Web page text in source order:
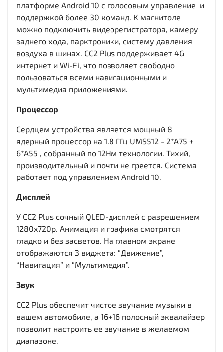
платформе Android 10 с голосовым управление и
поддержкой более 30 команд. К магнитоле
можно подключить видеорегистратора, камеру
заднего хода, парктроники, систему давления
воздуха в шинах. CC2 Plus поддерживает 4G
интернет и Wi-Fi, что позволяет свободно
пользоваться всеми навигационными и
мультимедиа приложениями.
Процессор
Сердцем устройства является мощный 8
ядерный процессор на 1.8 ГГц UMS512 - 2*A75 +
6*A55 , собранный по 12Нм технологии. Тихий,
производительный и почти не греется. Система
работает под управлением Android 10.
Дисплей
У CC2 Plus сочный QLED-дисплей c разрешением
1280x720р. Анимация и графика смотрятся
гладко и без засветов. На главном экране
отображаются 3 виджета: “Движение”,
“Навигация” и “Мультимедия”.
Звук
CC2 Plus обеспечит чистое звучание музыки в
вашем автомобиле, а 16+16 полосный эквалайзер
позволит настроить ее звучание в желаемом
диапазоне.